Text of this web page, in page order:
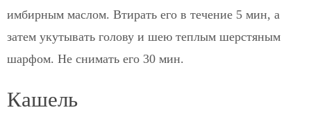
имбирным маслом. Втирать его в течение 5 мин, а
затем укутывать голову и шею теплым шерстяным
шарфом. Не снимать его 30 мин.
Кашель